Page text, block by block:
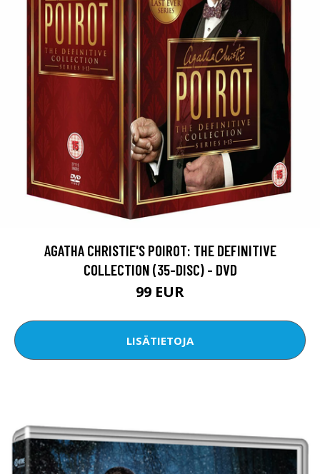
AGATHA CHRISTIE'S POIROT: THE DEFINITIVE
COLLECTION (35-DISC) - DVD
99 EUR
LISÄTIETOJA